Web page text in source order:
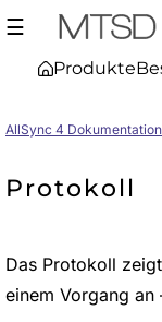
☰
Produkte
AllSync 4 Dokumentation
Protokoll
Das Protokoll
einem Vorgang